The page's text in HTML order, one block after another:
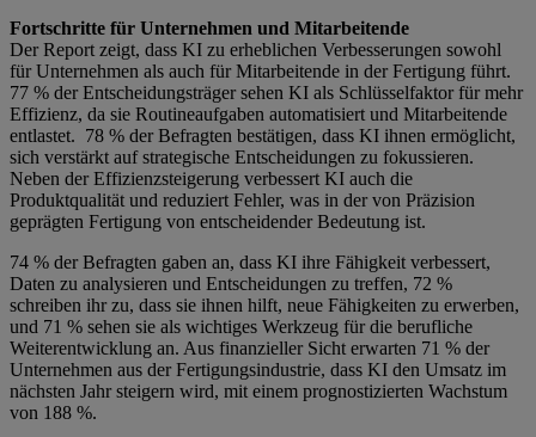
Fortschritte für Unternehmen und Mitarbeitende
Der Report zeigt, dass KI zu erheblichen Verbesserungen sowohl
für Unternehmen als auch für Mitarbeitende in der Fertigung führt.
77 % der Entscheidungsträger sehen KI als Schlüsselfaktor für mehr
Effizienz, da sie Routineaufgaben automatisiert und Mitarbeitende
entlastet. 78 % der Befragten bestätigen, dass KI ihnen ermöglicht,
sich verstärkt auf strategische Entscheidungen zu fokussieren.
Neben der Effizienzsteigerung verbessert KI auch die
Produktqualität und reduziert Fehler, was in der von Präzision
geprägten Fertigung von entscheidender Bedeutung ist.
74 % der Befragten gaben an, dass KI ihre Fähigkeit verbessert,
Daten zu analysieren und Entscheidungen zu treffen, 72 %
schreiben ihr zu, dass sie ihnen hilft, neue Fähigkeiten zu erwerben,
und 71 % sehen sie als wichtiges Werkzeug für die berufliche
Weiterentwicklung an. Aus finanzieller Sicht erwarten 71 % der
Unternehmen aus der Fertigungsindustrie, dass KI den Umsatz im
nächsten Jahr steigern wird, mit einem prognostizierten Wachstum
von 188 %.